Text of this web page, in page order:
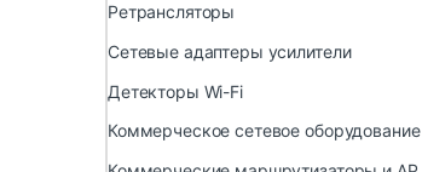
Ретрансляторы
Сетевые адаптеры усилители
Детекторы Wi-Fi
Коммерческое сетевое оборудование